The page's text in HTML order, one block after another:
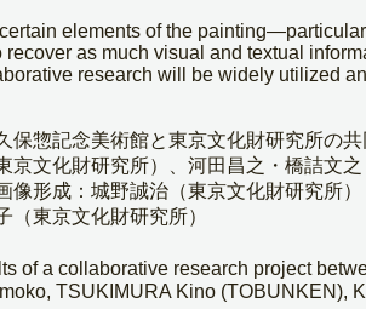
elements of the
recover as much visual and textual
research will be widely utilized
保惣記念美術館と東京文化財研究所の共
文化財研究所）、河田昌之・橋詰文
形成：城野誠治（東京文化財研究所）
東京文化財研究所）
of a collaborative research project
TSUKIMURA Kino (TOBUNKEN),